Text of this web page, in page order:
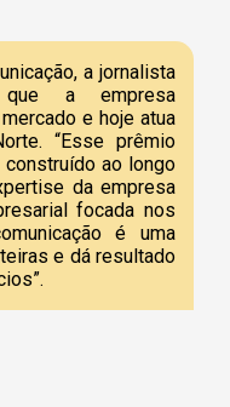
a jornalista
que a empresa
e hoje atua
“Esse prêmio
ao longo
da empresa
focada nos
é uma
e dá resultado